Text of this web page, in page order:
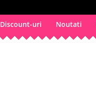
Discount-uri Noutati